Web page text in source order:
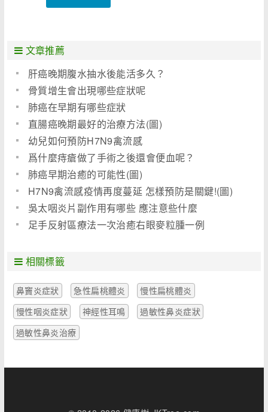
文章推薦
肝癌晚期腹水抽水後能活多久？
骨質增生會出現哪些症狀呢
肺癌在早期有哪些症狀
直腸癌晚期最好的治療方法(圖)
幼兒如何預防H7N9禽流感
爲什麼痔瘡做了手術之後還會便血呢？
肺癌早期治癒的可能性(圖)
H7N9禽流感疫情再度蔓延 怎樣預防是關鍵!(圖)
吳太咽炎片副作用有哪些 應注意些什麼
足手反射區療法一次治癒右眼麥粒腫一例
相關標籤
鼻竇炎症狀 急性扁桃體炎
慢性扁桃體炎
慢性咽炎症狀
神經性耳鳴
過敏性鼻炎症狀
過敏性鼻炎治療